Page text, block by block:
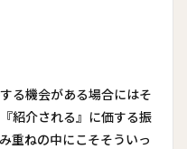
る機会がある場合にはそ
紹介される』に価する振
重ねの中にこそそういっ